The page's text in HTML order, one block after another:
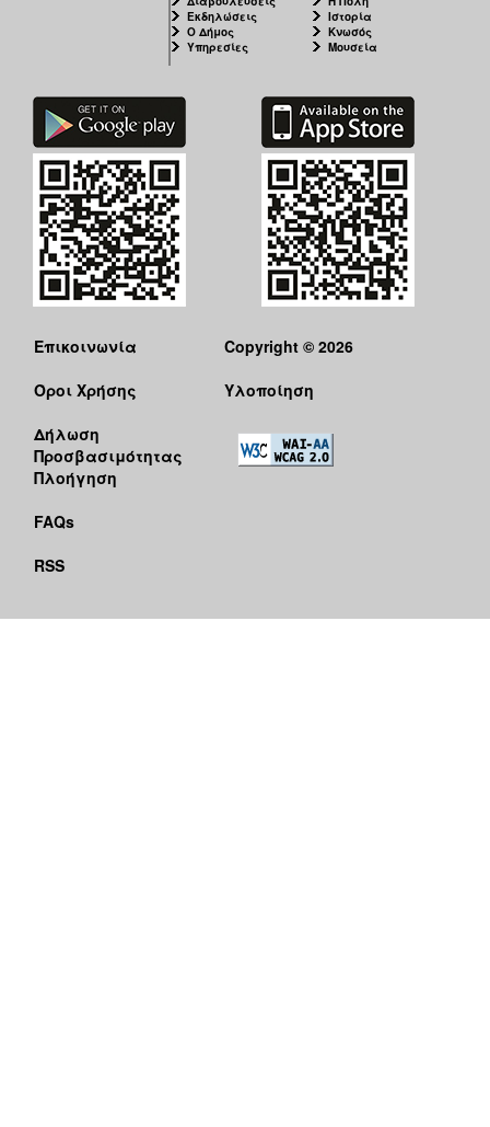
Εκδηλώσεις
Ο Δήμος
Υπηρεσίες
Ιστορία
Κνωσός
Μουσεία
Επικοινωνία
Όροι Χρήσης
Δήλωση
Προσβασιμότητας
Πλοήγηση
FAQs
RSS
Copyright © 2026
Υλοποίηση